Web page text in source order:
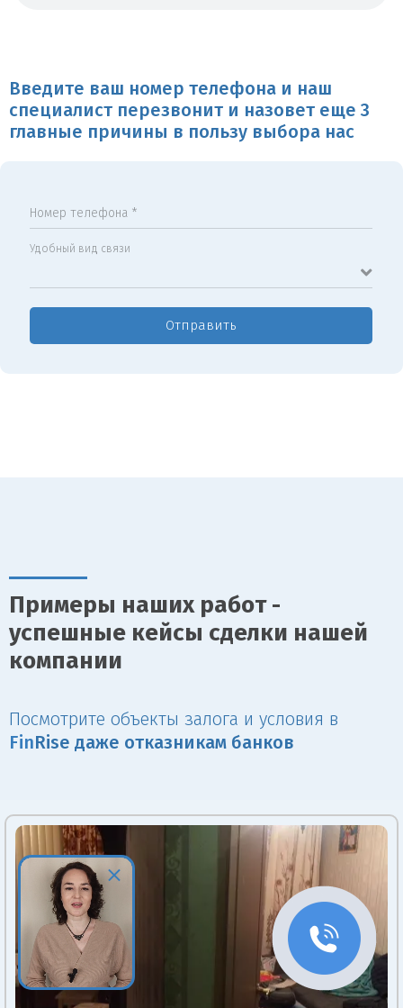
Введите ваш номер телефона и наш
специалист перезвонит и назовет еще 3
главные причины в пользу выбора нас
Номер телефона *
Удобный вид связи
Отправить
Примеры наших работ -
успешные кейсы сделки нашей
компании
Посмотрите объекты залога и условия в
Fin Rise даже отказникам банков